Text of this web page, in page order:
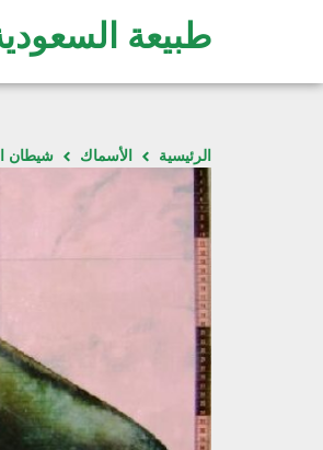
طبيعة
الرئيسية الأسماك ﺷﻴﻄﺎﻥ